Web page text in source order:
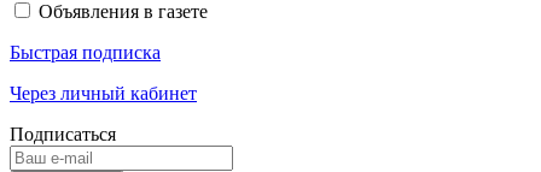
Объявления в газете
Быстрая подписка
Через личный кабинет
Подписаться